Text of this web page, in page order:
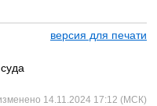
версия для печати
14.11.2024 17:12 (МСК)